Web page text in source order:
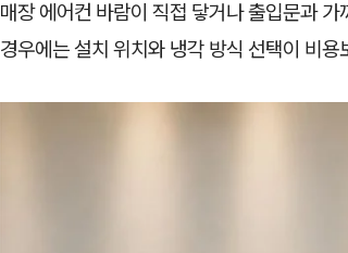
매장 에어컨 바람이 직접 닿거나 출입문과
경우에는 설치 위치와 냉각 방식 선택이 비